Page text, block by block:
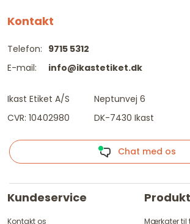
Kontakt
Telefon:
E-mail:
9715 5312
info@ikastetiket.dk
Ikast Etiket A/S
CVR: 10402980
Neptunvej 6
DK-7430 Ikast
Chat med os
Kundeservice
Kontakt os
Mærkater til